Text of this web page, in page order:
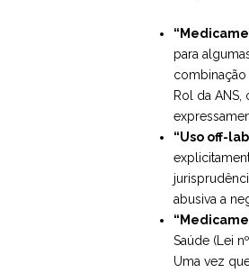
para
combinação
Rol da
“Uso off-
abusiva a
Saúde (Lei
Uma vez